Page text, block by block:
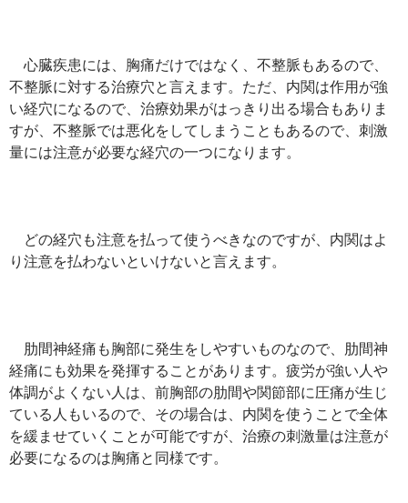
心臓疾患には、胸痛だけではなく、不整脈もあるので、
不整脈に対する治療穴と言えます。ただ、内関は作用が強
い経穴になるので、治療効果がはっきり出る場合もありま
すが、不整脈では悪化をしてしまうこともあるので、刺激
量には注意が必要な経穴の一つになります。
どの経穴も注意を払って使うべきなのですが、内関はよ
り注意を払わないといけないと言えます。
肋間神経痛も胸部に発生をしやすいものなので、肋間神
経痛にも効果を発揮することがあります。疲労が強い人や
体調がよくない人は、前胸部の肋間や関節部に圧痛が生じ
ている人もいるので、その場合は、内関を使うことで全体
を緩ませていくことが可能ですが、治療の刺激量は注意が
必要になるのは胸痛と同様です。